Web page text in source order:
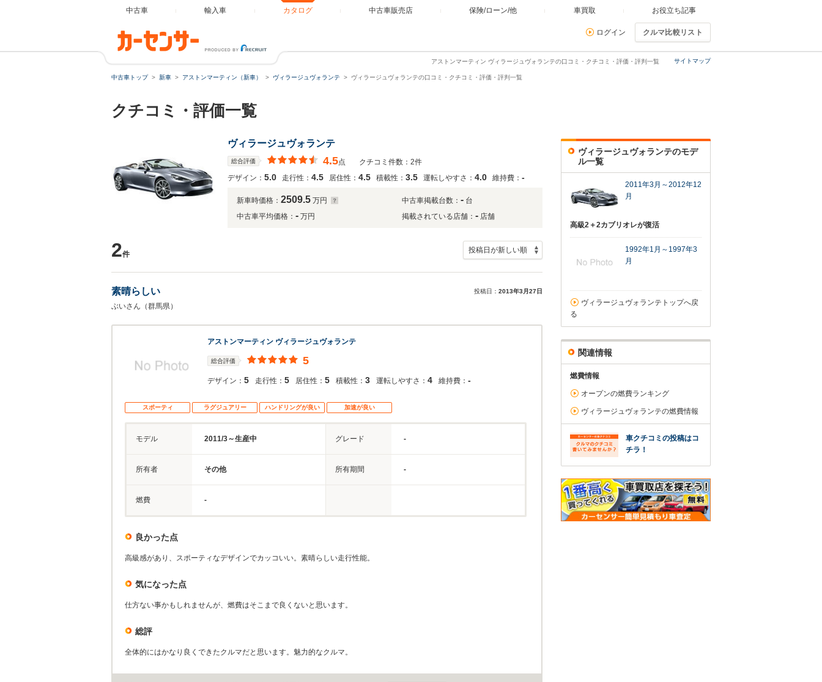
中古車 輸入車 カタログ 中古車販売店 保険/ローン/他 車買取 お役立ち記事
ログイン クルマ比較リスト
サイトマップ
アストンマーティン ヴィラージュヴォランテの口コミ・クチコミ・評価・評判一覧
中古車トップ 新車 アストンマーティン（新車） ヴィラージュヴォランテ ヴィラージュヴォランテの口コミ・クチコミ・評価・評判一覧
クチコミ・評価一覧
ヴィラージュヴォランテ
総合評価 4.5点
クチコミ件数：2件
デザイン： 5.0 走行性： 4.5 居住性： 4.5 積載性： 3.5 運転しやすさ： 4.0 維持費： -
新車時価格： 2509.5 万円 中古車掲載台数： - 台
中古車平均価格： - 万円 掲載されている店舗： - 店舗
2件
素晴らしい 投稿日： 2013年3月27日
ぶいさん（群馬県）
アストンマーティン ヴィラージュヴォランテ
総合評価 5
デザイン： 5 走行性： 5 居住性： 5 積載性： 3 運転しやすさ： 4 維持費： -
スポーティ ラグジュアリー ハンドリングが良い 加速が良い
モデル 2011/3～生産中 グレード -
所有者 その他 所有期間 -
燃費 -
良かった点
高級感があり、スポーティなデザインでカッコいい。素晴らしい走行性能。
気になった点
仕方ない事かもしれませんが、燃費はそこまで良くないと思います。
総評
全体的にはかなり良くできたクルマだと思います。魅力的なクルマ。
ヴィラージュヴォランテのモデ
ル一覧
2011年3月～2012年12
月
高級2＋2カブリオレが復活
1992年1月～1997年3
月
ヴィラージュヴォランテトップへ戻
る
関連情報
燃費情報
オープンの燃費ランキング
ヴィラージュヴォランテの燃費情報
車クチコミの投稿はコ
チラ！